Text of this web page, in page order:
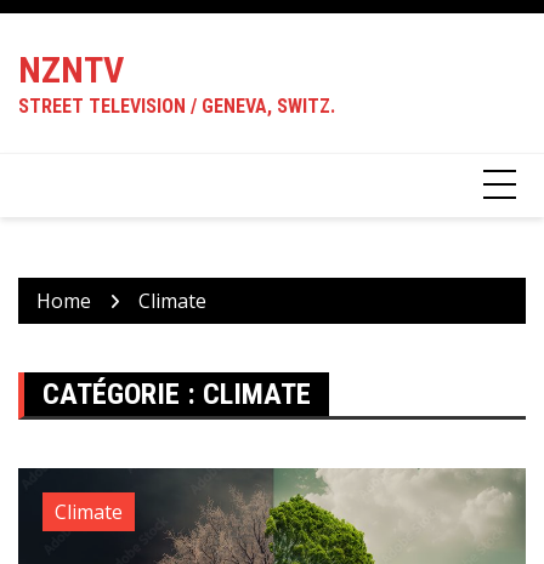
Skip
content
NZNTV
STREET TELEVISION / GENEVA, SWITZ.
Home Climate
CATÉGORIE : CLIMATE
Climate